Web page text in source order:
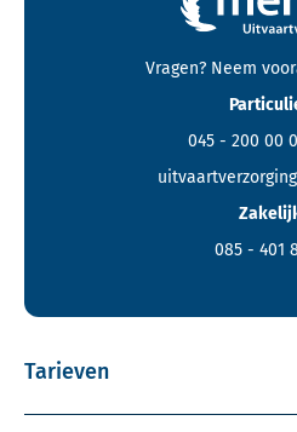
Contactgegevens en footer menu van
Vragen? Neem
045 - 200 00
085 - 401
Tarieven